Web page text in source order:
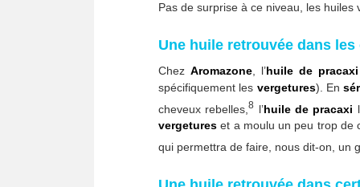
Pas de surprise à ce niveau, les huiles
Une huile retrouvée dans
Chez Aromazone, l’huile de pracaxi
spécifiquement les vergetures). En
cheveux rebelles,8 l’huile de pracaxi
vergetures et a moulu un peu trop de
qui permettra de faire, nous dit-on, un